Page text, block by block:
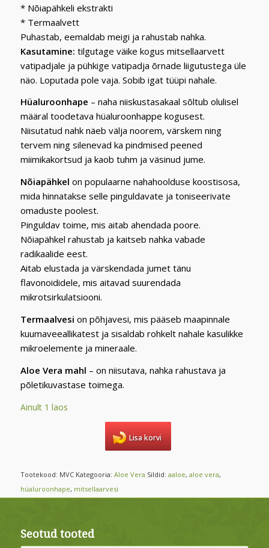
* Nõiapähkeli ekstrakti
* Termaalvett
Puhastab, eemaldab meigi ja rahustab nahka.
Kasutamine: tilgutage väike kogus mitsellaarvett
vatipadjale ja pühkige vatipadja õrnade liigutustega üle
näo. Loputada pole vaja. Sobib igat tüüpi nahale.
Hüaluroonhape – naha niiskustasakaal sõltub olulisel
määral toodetava hüaluroonhappe kogusest.
Niisutatud nahk näeb välja noorem, värskem ning
tervem ning silenevad ka pindmised peened
miimikakortsud ja kaob tuhm ja väsinud jume.
Nõiapähkel on populaarne nahahoolduse koostisosa,
mida hinnatakse selle pinguldavate ja toniseerivate
omaduste poolest.
Pinguldav toime, mis aitab ahendada poore.
Nõiapähkel rahustab ja kaitseb nahka vabade
radikaalide eest.
Aitab elustada ja värskendada jumet tänu
flavonoididele, mis aitavad suurendada
mikrotsirkulatsiooni.
Termaalvesi on põhjavesi, mis pääseb maapinnale
kuumaveeallikatest ja sisaldab rohkelt nahale kasulikke
mikroelemente ja mineraale.
Aloe Vera mahl – on niisutava, nahka rahustava ja
põletikuvastase toimega.
Ainult 1 laos
Lisa korvi
Tootekood: MVC Kategooria: Aloe Vera Sildid: aaloe, aloe vera,
hüaluroonhape, mitsellaarvesi
Seotud tooted